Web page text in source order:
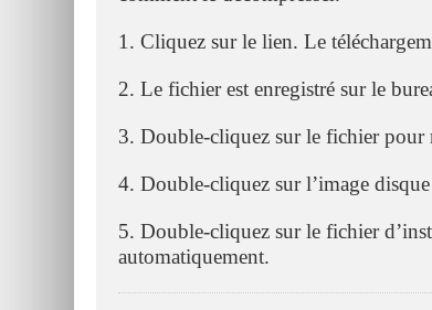
1. Cliquez sur le lien. Le
2. Le fichier est enregistré sur le
3. Double-cliquez sur le fichier pour
4. Double-cliquez sur l’image
5. Double-cliquez sur le fichier
automatiquement.